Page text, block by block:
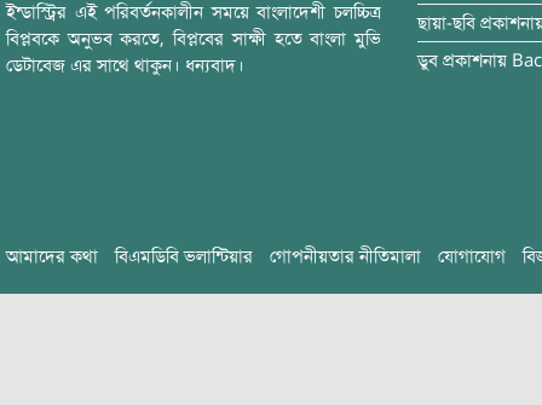
ইন্ডাস্ট্রির এই পরিবর্তনকালীন সময়ে বাংলাদেশী চলচ্চিত্র
বিপ্লবকে অনুভব করতে, বিপ্লবের সাক্ষী হতে বাংলা মুভি
ডেটাবেজ এর সাথে থাকুন। ধন্যবাদ।
ছায়া-ছবি
ডুব প্রকাশনায়
আমাদের কথা বিএমডিবি ভলান্টিয়ার গোপনীয়তার নীতিমালা যোগাযোগ